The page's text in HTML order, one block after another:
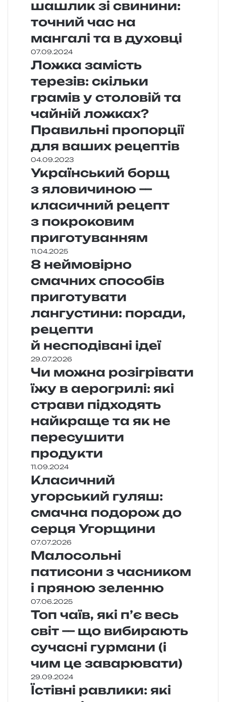
шашлик зі свинини:
точний час на
мангалі та в духовці
07.09.2024
Ложка замість
терезів: скільки
грамів у столовій та
чайній ложках?
Правильні пропорції
для ваших рецептів
04.09.2023
Український борщ
з яловичиною —
класичний рецепт
з покроковим
приготуванням
11.04.2025
8 неймовірно
смачних способів
приготувати
лангустини: поради,
рецепти
й несподівані ідеї
29.07.2026
Чи можна розігрівати
їжу в аерогрилі: які
страви підходять
найкраще та як не
пересушити
продукти
11.09.2024
Класичний
угорський гуляш:
смачна подорож до
серця Угорщини
07.07.2026
Малосольні
патисони з часником
і пряною зеленню
07.06.2025
Топ чаїв, які п’є весь
світ — що вибирають
сучасні гурмани (і
чим це заварювати)
29.09.2024
Їстівні равлики: які